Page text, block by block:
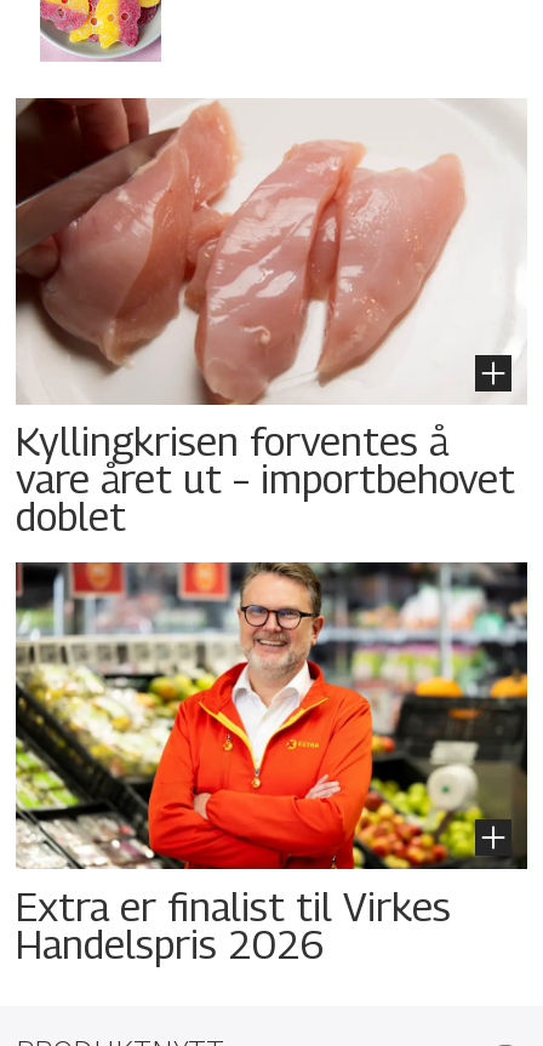
Kyllingkrisen forventes å
vare året ut – importbehovet
doblet
Extra er finalist til Virkes
Handelspris 2026